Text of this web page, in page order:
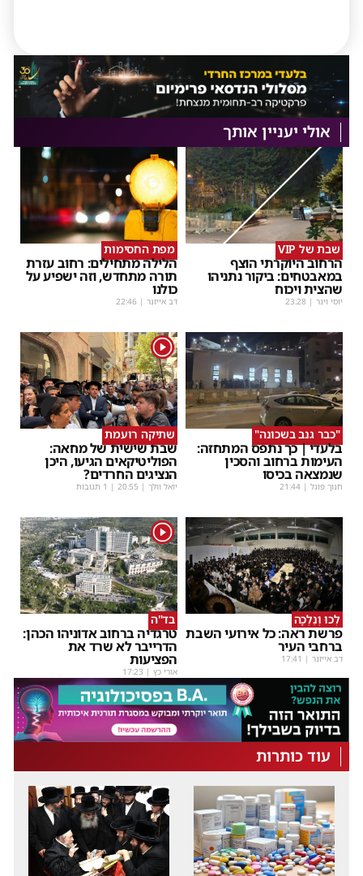
אולי יעניין אותך
שבת של VIP
הרחוב היוקרתי הוצף
במאבטחים: ביקור נתניהו
שהצית ויכוח
יוסי וינר |
23:28
מפת החסימות
הלילה מתחילים: רחוב עזרת
תורה מתחדש, וזה ישפיע על
כולנו
דב אייזנר |
22:46
"כבר גנב בשכונה"
בלעדי | כך נתפס המתחזה:
העימות ברחוב והסכין
שנמצאה בכיסו
חנוך פוגל |
21:44
1
שתיקה רועמת
שבת שישית של מחאה:
הפוליטיקאים הגיעו, היכן
הנציגים החרדים?
יואל וולך |
20:55 | 1 תגובות
לְכוּ וְנֵלְכָה
פרשת ראה: כל אירועי השבת
ברחבי העיר
דב אייזנר |
17:41
1
בד"ה
טרגדיה ברחוב אדוניהו הכהן:
הדרייבר לא שרד את
הפציעות
אורי כץ |
17:23
עוד כותרות